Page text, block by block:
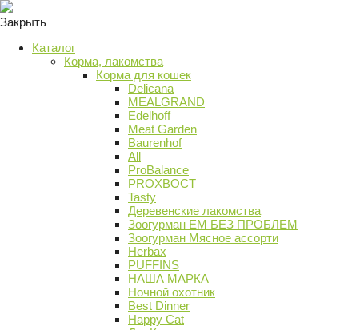
Закрыть
Каталог
Корма, лакомства
Корма для кошек
Delicana
MEALGRAND
Edelhoff
Meat Garden
Baurenhof
All
ProBalance
PROХВОСТ
Tasty
Деревенские лакомства
Зоогурман ЕМ БЕЗ ПРОБЛЕМ
Зоогурман Мясное ассорти
Herbax
PUFFINS
НАША МАРКА
Ночной охотник
Best Dinner
Happy Cat